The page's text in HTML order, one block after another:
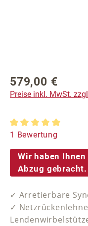
Regulärer Preis:
579,00 €
Preise inkl. MwSt.
Durchschnittliche
1 Bewertung
Wir haben
Abzug gebracht.
✓ Arretierbare
✓